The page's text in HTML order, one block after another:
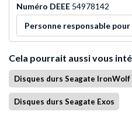
Numéro DEEE 54978142
Personne responsable pour
Cela pourrait aussi vous
Disques durs Seagate IronWolf
Disques durs Seagate Exos